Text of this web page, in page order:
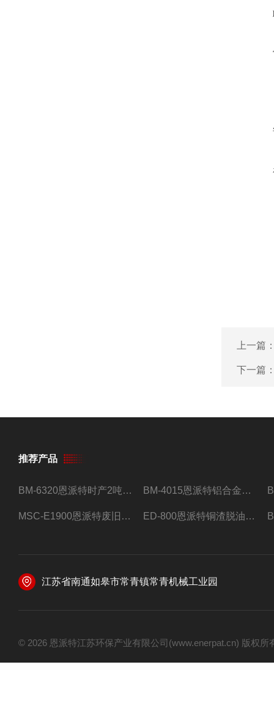
上一篇
下一篇
推荐产品
BM-6320恩派特时产2吨合金钢屑压饼机 BM-4015恩派特铝合金屑压饼机 脱油效果好
MSC-E1900恩派特废旧锂电池极片破碎处理设备 ED-800恩派特铜渣脱油机废铜屑铝屑甩油机
江苏省南通如皋市常青镇常青机械工业园
© 2026 恩派特江苏环保产业有限公司(www.enerpat.cn) 版权